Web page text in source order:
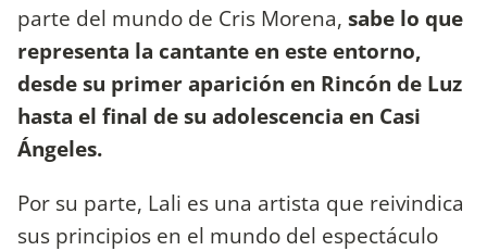
parte del mundo de Cris Morena, sabe lo que
representa la cantante en este entorno,
desde su primer aparición en Rincón de Luz
hasta el final de su adolescencia en Casi
Ángeles.
Por su parte, Lali es una artista que reivindica
sus principios en el mundo del espectáculo